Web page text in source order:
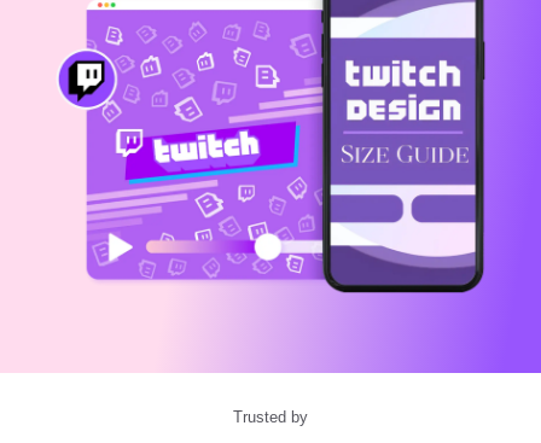
Nano Banana Pro
Gemini Omni
ข้อความและเสียง
คำบรรยายอัตโนมัติ
แม่แบบคำบรรยาย
ข้อความเป็นคำพูด
เสียงพูดแบบปรับแต่งเอง
กรณีการใช้งาน
โซเชียลมีเดีย
การตลาด
ไลฟ์สไตล์และวล็อก
ดีไซน์แบบปรับแต่งเอง
แม่แบบเอฟเฟกต์
แม่แบบธุรกิจ
แม่แบบอุตสาหกรรม
แม่แบบรีแคป
โปรแกรม CapCut Creative Campus
ความช่วยเหลือ
ศูนย์ความเชื่อถือ
ศูนย์ช่วยเหลือ
ห้องข่าว
Trusted by